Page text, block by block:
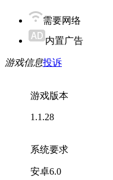
需要网络
内置广告
游戏信息投诉
游戏版本
1.1.28
系统要求
安卓6.0